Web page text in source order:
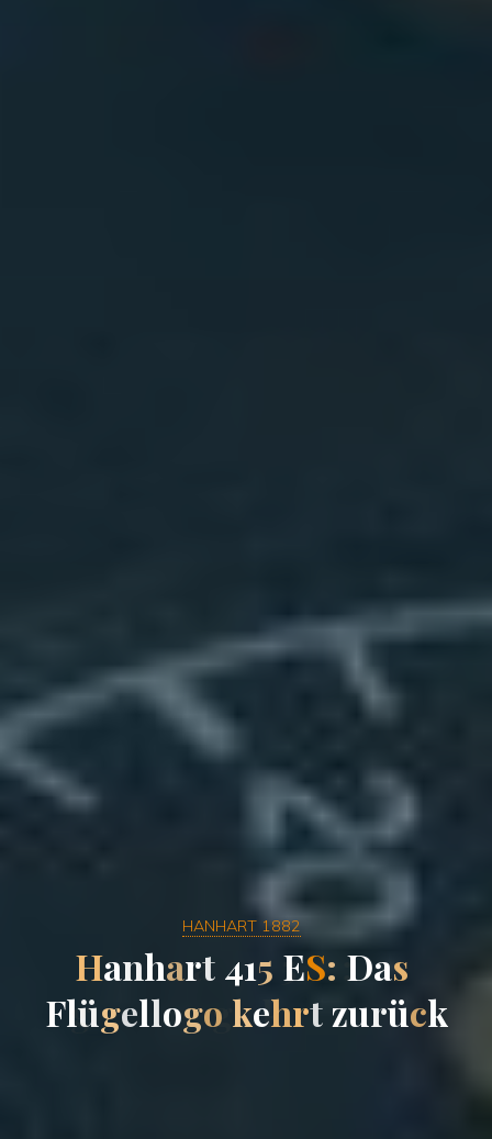
HANHART 1882
Hanhart 415 ES: Das
Flügellogo kehrt zurück